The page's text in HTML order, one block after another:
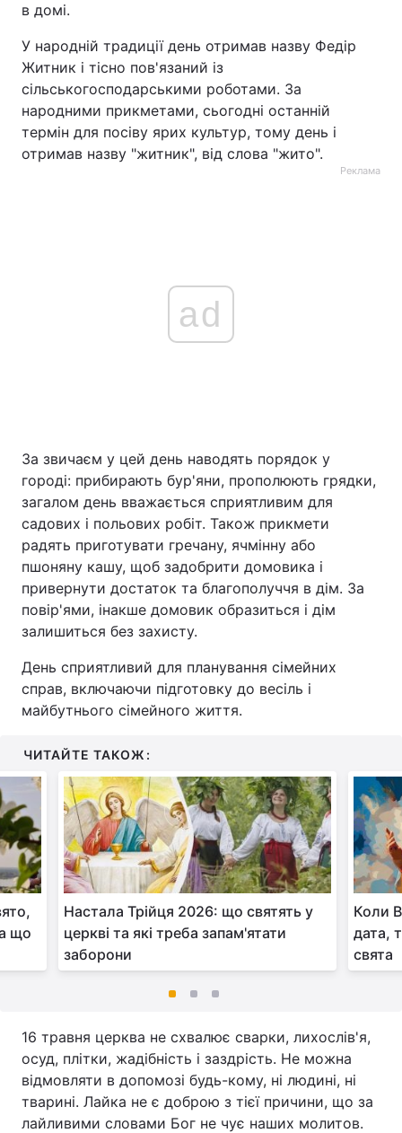
в домі.
У народній традиції день отримав назву Федір
Житник і тісно пов'язаний із
сільськогосподарськими роботами. За
народними прикметами, сьогодні останній
термін для посіву ярих культур, тому день і
отримав назву "житник", від слова "жито".
Реклама
ad
За звичаєм у цей день наводять порядок у
городі: прибирають бур'яни, прополюють грядки,
загалом день вважається сприятливим для
садових і польових робіт. Також прикмети
радять приготувати гречану, ячмінну або
пшоняну кашу, щоб задобрити домовика і
привернути достаток та благополуччя в дім. За
повір'ями, інакше домовик образиться і дім
залишиться без захисту.
День сприятливий для планування сімейних
справ, включаючи підготовку до весіль і
майбутнього сімейного життя.
ЧИТАЙТЕ ТАКОЖ:
що
Настала Трійця 2026: що святять у
церкві та які треба запам'ятати
заборони
Коли
дата,
свята
16 травня церква не схвалює сварки, лихослів'я,
осуд, плітки, жадібність і заздрість. Не можна
відмовляти в допомозі будь-кому, ні людині, ні
тварині. Лайка не є доброю з тієї причини, що за
лайливими словами Бог не чує наших молитов.